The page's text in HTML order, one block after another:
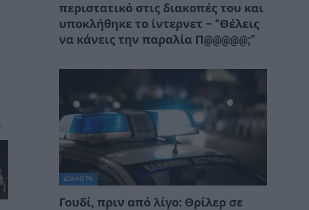
περιστατικό στις διακοπές του και
υποκλήθηκε το ίντερνετ – “Θέλεις
να κάνεις την παραλία Π@@@@@;”
ΔΙΆΦΟΡΑ
Γουδί, πριν από λίγο: Θρίλερ σε